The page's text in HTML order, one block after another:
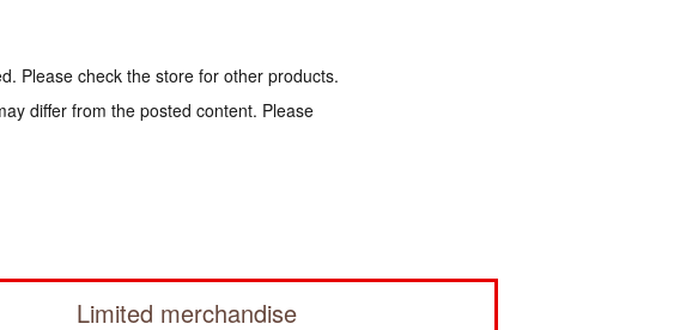
Please check the store for other products.
differ from the posted content. Please
Limited merchandise